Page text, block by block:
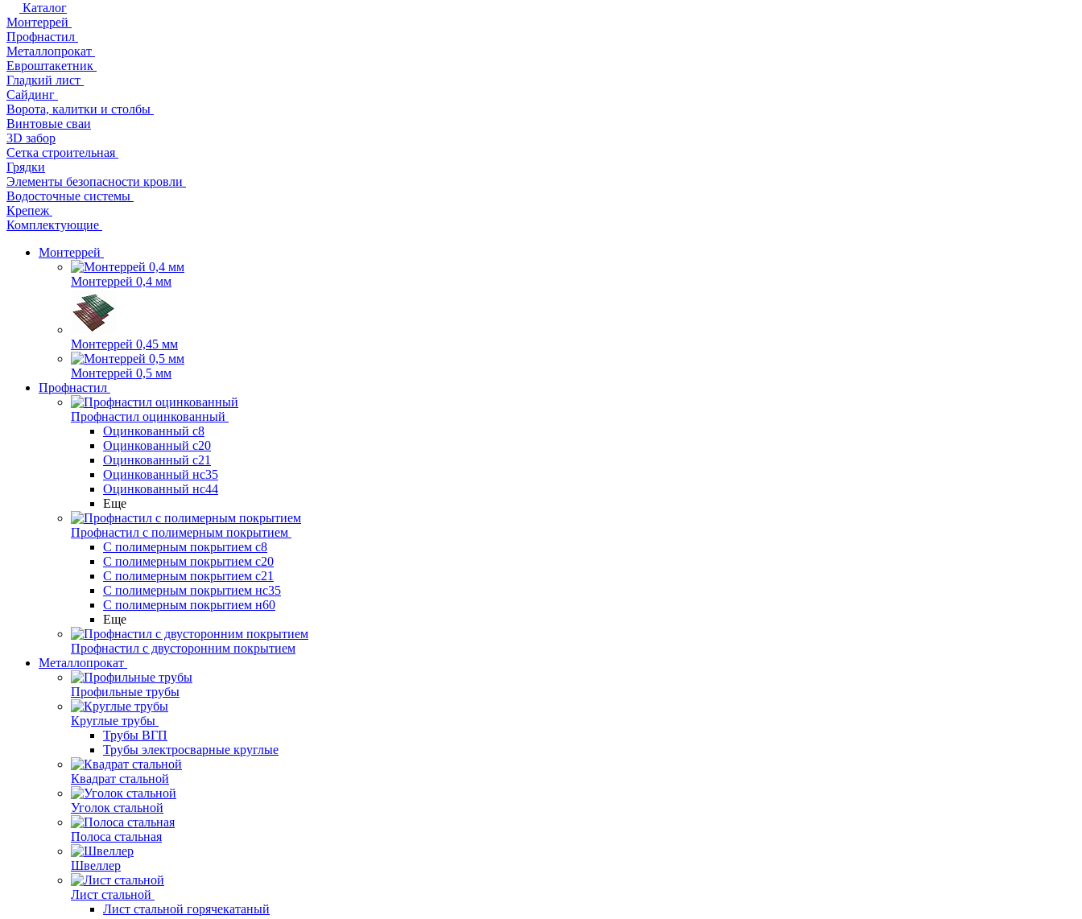
Каталог
Монтеррей
Профнастил
Металлопрокат
Евроштакетник
Гладкий лист
Сайдинг
Ворота, калитки и столбы
Винтовые сваи
3D забор
Сетка строительная
Грядки
Элементы безопасности кровли
Водосточные системы
Крепеж
Комплектующие
Монтеррей
Монтеррей 0,4 мм
Монтеррей 0,45 мм
Монтеррей 0,5 мм
Профнастил
Профнастил оцинкованный
Оцинкованный с8
Оцинкованный с20
Оцинкованный с21
Оцинкованный нс35
Оцинкованный нс44
Еще
Профнастил с полимерным покрытием
С полимерным покрытием с8
С полимерным покрытием с20
С полимерным покрытием с21
С полимерным покрытием нс35
С полимерным покрытием н60
Еще
Профнастил с двусторонним покрытием
Металлопрокат
Профильные трубы
Круглые трубы
Трубы ВГП
Трубы электросварные круглые
Квадрат стальной
Уголок стальной
Полоса стальная
Швеллер
Лист стальной
Лист стальной горячекатаный